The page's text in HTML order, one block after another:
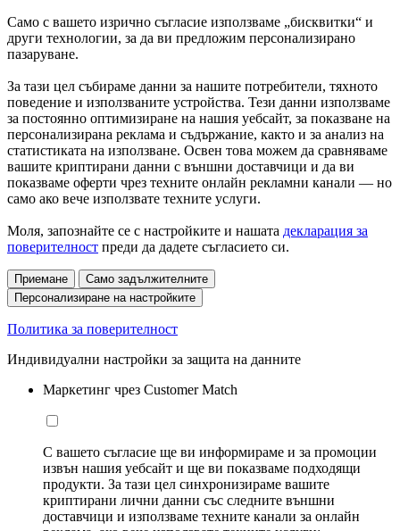
Само с вашето изрично съгласие използваме „бисквитки“ и
други технологии, за да ви предложим персонализирано
пазаруване.
За тази цел събираме данни за нашите потребители, тяхното
поведение и използваните устройства. Тези данни използваме
за постоянно оптимизиране на нашия уебсайт, за показване на
персонализирана реклама и съдържание, както и за анализ на
статистиката на използване. Освен това можем да сравняваме
вашите криптирани данни с външни доставчици и да ви
показваме оферти чрез техните онлайн рекламни канали — но
само ако вече използвате техните услуги.
Моля, запознайте се с настройките и нашата декларация за
поверителност преди да дадете съгласието си.
Приемане
Само задължителните
Персонализиране на настройките
Политика за поверителност
Индивидуални настройки за защита на данните
Маркетинг чрез Customer Match
С вашето съгласие ще ви информираме и за промоции
извън нашия уебсайт и ще ви показваме подходящи
продукти. За тази цел синхронизираме вашите
криптирани лични данни със следните външни
доставчици и използваме техните канали за онлайн